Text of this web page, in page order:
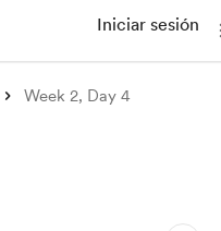
Iniciar sesión
Week 2, Day 4